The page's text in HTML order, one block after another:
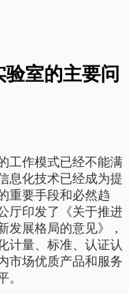
室的主要问
工作模式已经不能满
息化技术已经成为提
重要手段和必然趋
厅印发了《关于推进
发展格局的意见》，
计量、标准、认证认
市场优质产品和服务
。